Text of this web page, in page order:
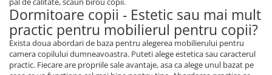
Dormitoare copii - Estetic sau mai mult
practic pentru mobilierul pentru copii?
Exista doua abordari de baza pentru alegerea mobilierului pentru
camera copilului dumneavoastra. Puteti alege estetica sau caracterul
practic. Fiecare are propriile sale avantaje, asa ca alege unul bazat pe